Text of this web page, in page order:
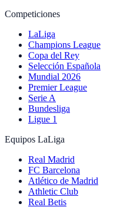
Competiciones
LaLiga
Champions League
Copa del Rey
Selección Española
Mundial 2026
Premier League
Serie A
Bundesliga
Ligue 1
Equipos LaLiga
Real Madrid
FC Barcelona
Atlético de Madrid
Athletic Club
Real Betis